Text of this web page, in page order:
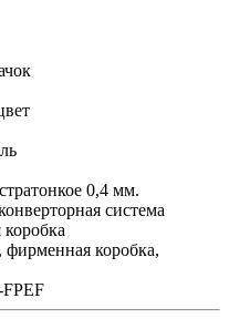
0,4 мм.
система
фирменная коробка,